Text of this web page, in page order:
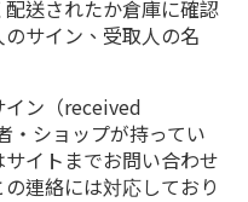
送されたか倉庫に確認
サイン、受取人の名
ン（received
・ショップが持ってい
イトまでお問い合わせ
連絡には対応しており